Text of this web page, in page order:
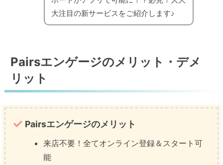
大注目の新サービスをご紹介します♪
Pairsエンゲージのメリット・デメ
リット
Pairsエンゲージのメリット
来店不要！全てオンライン登録＆スタート可
能